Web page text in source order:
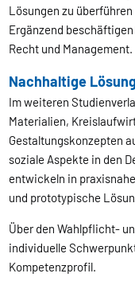
Lösungen zu
Ergänzend
Recht und Management.
Nachhaltige
Im weiteren
Materialien,
Gestaltungskonzepten
soziale Aspekte in den
entwickeln in
und prototypische
Über den Wahlpflicht-
individuelle
Kompetenzprofil.